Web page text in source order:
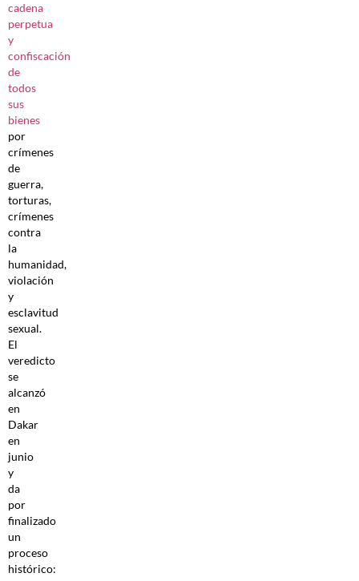
cadena
perpetua
y
confiscación
de
todos
sus
bienes
por
crímenes
de
guerra,
torturas,
crímenes
contra
la
humanidad,
violación
y
esclavitud
sexual.
El
veredicto
se
alcanzó
en
Dakar
en
junio
y
da
por
finalizado
un
proceso
histórico: